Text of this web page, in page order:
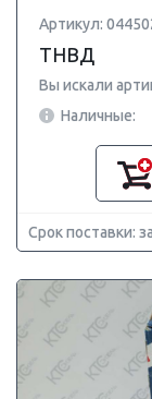
Артикул:
ТНВД
Вы искали
Наличные:
Срок поставки: